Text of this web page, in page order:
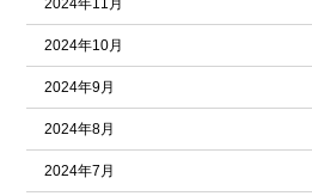
2024年11月
2024年10月
2024年9月
2024年8月
2024年7月